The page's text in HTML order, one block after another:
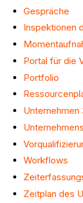
Gespräche
Inspektionen
Portal für die
Portfolio
Workflows
Zeitplan des